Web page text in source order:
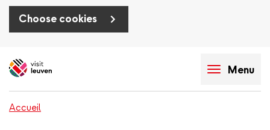
Choose cookies
au
Menu
Accueil